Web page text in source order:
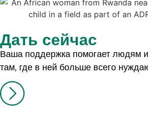
Дать сейчас
Ваша поддержка помогает людям
там, где в ней больше всего